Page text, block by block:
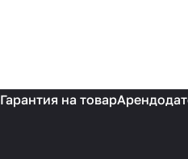
Гарантия на товар